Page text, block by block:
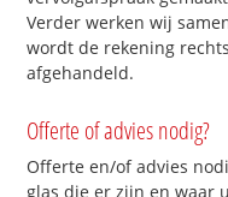
Verder werken wij
wordt de rekening
afgehandeld.
Offerte of advies nodig?
Offerte en/of advies
glas die er zijn en waar